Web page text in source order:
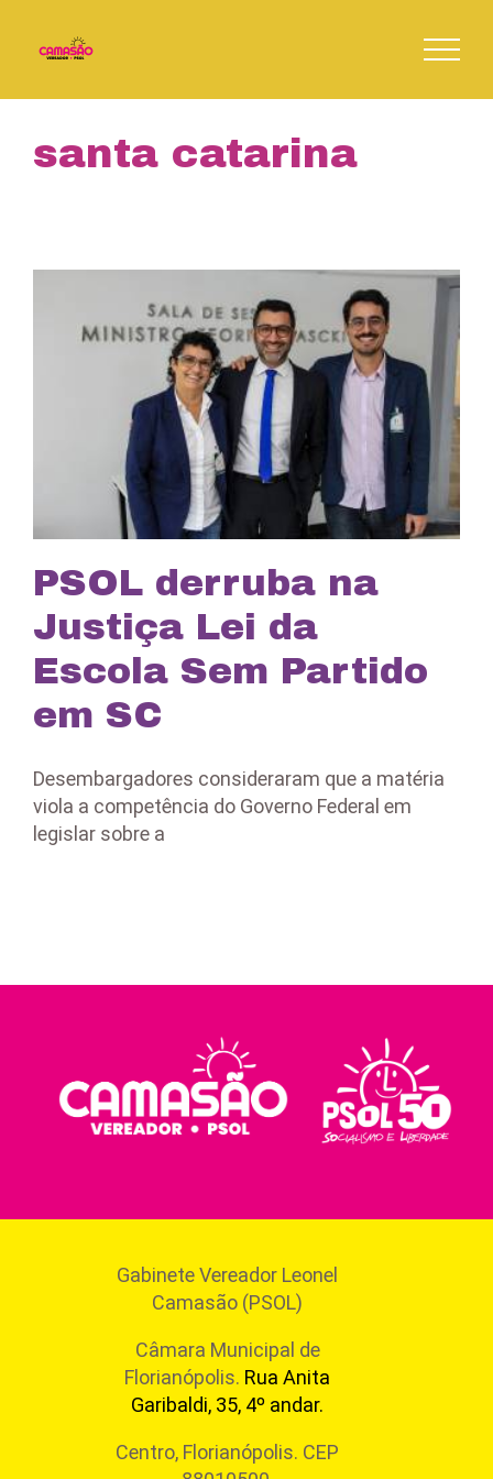
santa catarina
PSOL derruba na
Justiça Lei da
Escola Sem Partido
em SC
Desembargadores consideraram que a matéria
viola a competência do Governo Federal em
legislar sobre a
Gabinete Vereador Leonel
Camasão (PSOL)
Câmara Municipal de
Florianópolis. Rua Anita
Garibaldi, 35, 4º andar.
Centro, Florianópolis. CEP